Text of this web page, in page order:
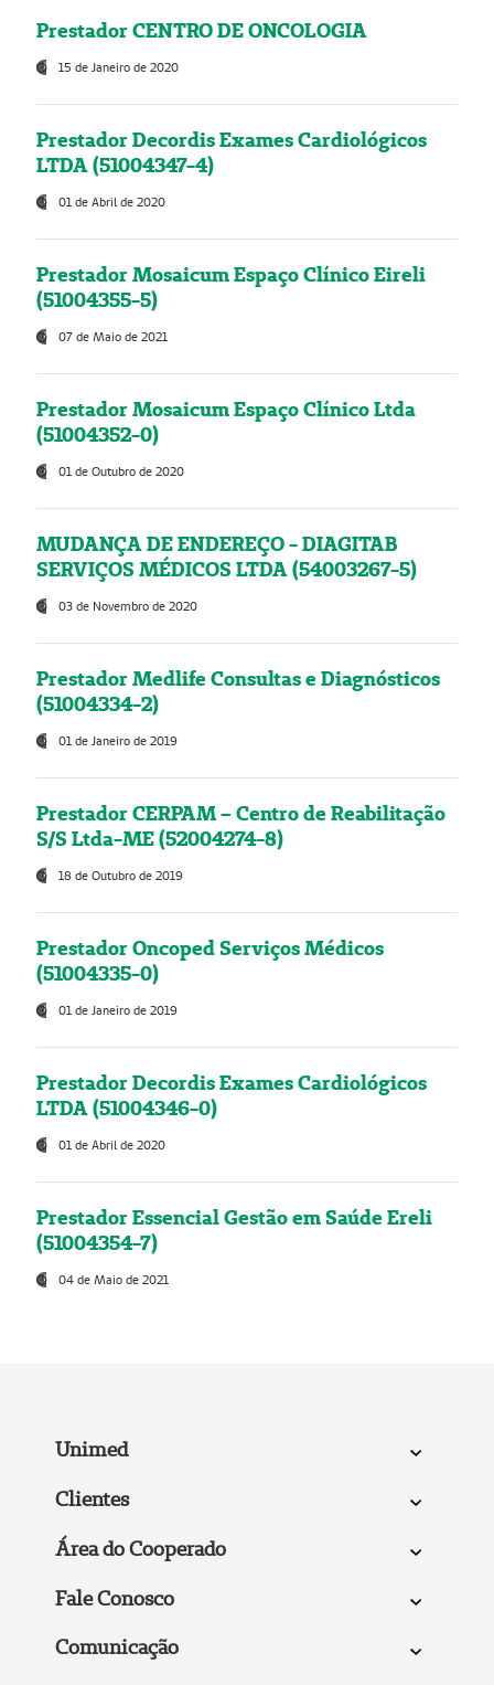
Prestador CENTRO DE ONCOLOGIA
15 de Janeiro de 2020
Prestador Decordis Exames Cardiológicos
LTDA (51004347-4)
01 de Abril de 2020
Prestador Mosaicum Espaço Clínico Eireli
(51004355-5)
07 de Maio de 2021
Prestador Mosaicum Espaço Clínico Ltda
(51004352-0)
01 de Outubro de 2020
MUDANÇA DE ENDEREÇO - DIAGITAB
SERVIÇOS MÉDICOS LTDA (54003267-5)
03 de Novembro de 2020
Prestador Medlife Consultas e Diagnósticos
(51004334-2)
01 de Janeiro de 2019
Prestador CERPAM – Centro de Reabilitação
S/S Ltda-ME (52004274-8)
18 de Outubro de 2019
Prestador Oncoped Serviços Médicos
(51004335-0)
01 de Janeiro de 2019
Prestador Decordis Exames Cardiológicos
LTDA (51004346-0)
01 de Abril de 2020
Prestador Essencial Gestão em Saúde Ereli
(51004354-7)
04 de Maio de 2021
Unimed
Clientes
Área do Cooperado
Fale Conosco
Comunicação